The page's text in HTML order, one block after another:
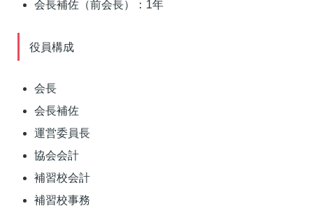
会長補佐（前会長）：1年
役員構成
会長
会長補佐
運営委員長
協会会計
補習校会計
補習校事務